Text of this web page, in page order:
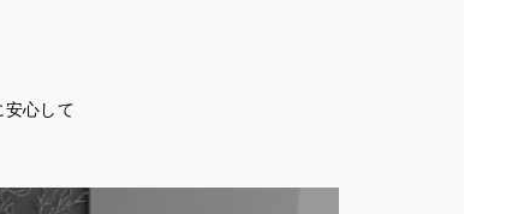
安心して